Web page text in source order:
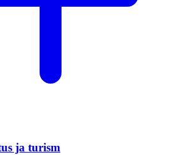
ja turism